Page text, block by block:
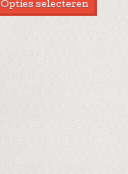
Opties selecteren